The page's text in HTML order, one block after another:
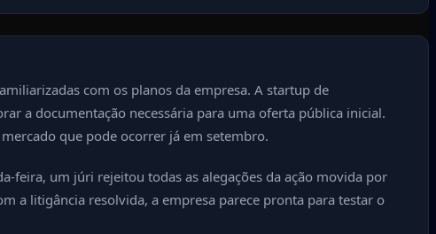
com os planos da empresa. A startup de
a documentação necessária para uma oferta pública inicial.
que pode ocorrer já em setembro.
feira, um júri rejeitou todas as alegações da ação movida por
a litigância resolvida, a empresa parece pronta para testar o